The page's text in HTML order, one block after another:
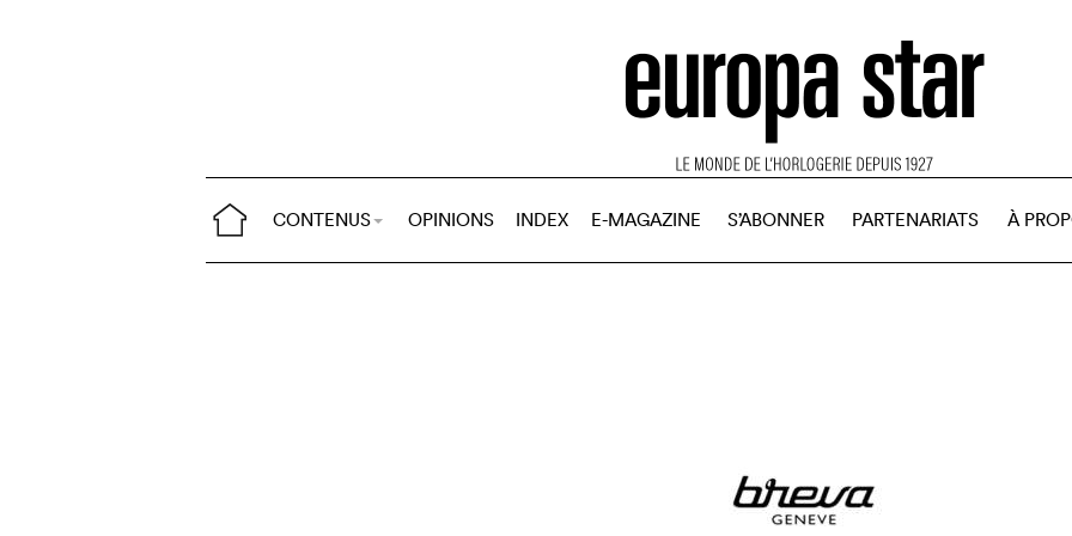
CONTENUS OPINIONS INDEX E-MAGAZINE S’ABONNER PARTENARIATS À